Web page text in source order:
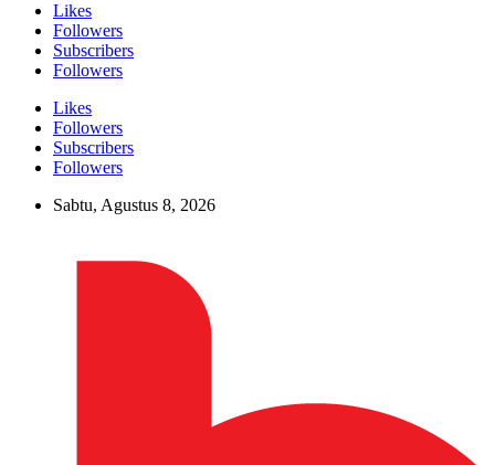
Likes
Followers
Subscribers
Followers
Likes
Followers
Subscribers
Followers
Sabtu, Agustus 8, 2026